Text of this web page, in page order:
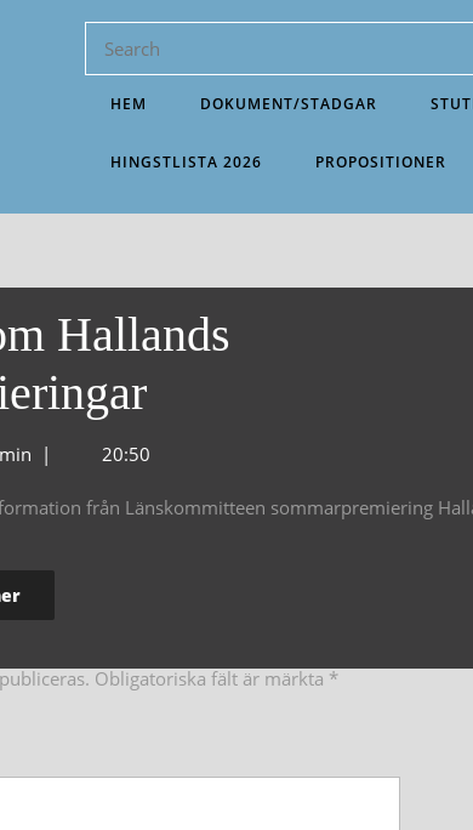
HEM DOKUMENT/STADGAR
HINGSTLISTA 2026 PROPOSITIONER
Hallands
| 20:50
från Länskommitteen sommarpremiering
Obligatoriska fält är märkta *